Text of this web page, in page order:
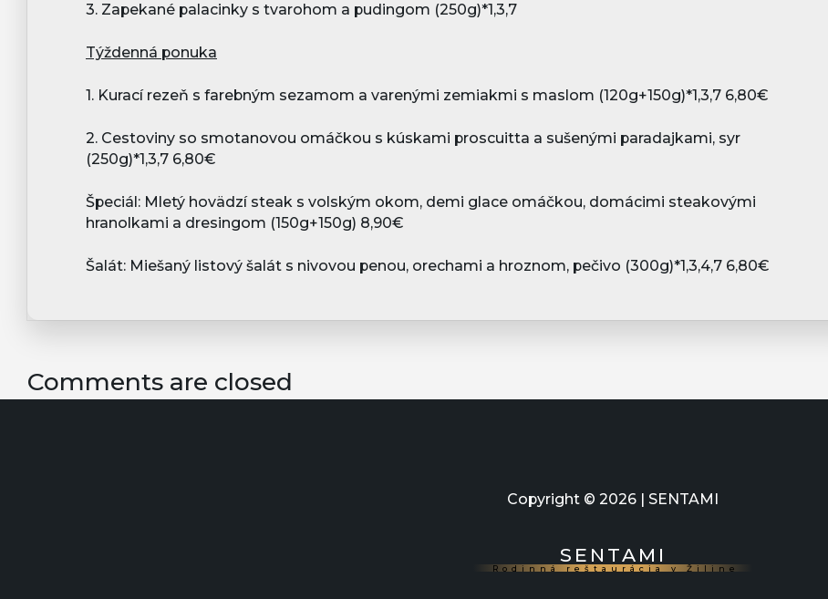
3. Zapekané palacinky s tvarohom a pudingom (250g)*1,3,7
Týždenná ponuka
1. Kurací rezeň s farebným sezamom a varenými zemiakmi s maslom (120g+150g)*1,3,7 6,80€
2. Cestoviny so smotanovou omáčkou s kúskami proscuitta a sušenými paradajkami, syr
(250g)*1,3,7 6,80€
Špeciál: Mletý hovädzí steak s volským okom, demi glace omáčkou, domácimi steakovými
hranolkami a dresingom (150g+150g) 8,90€
Šalát: Miešaný listový šalát s nivovou penou, orechami a hroznom, pečivo (300g)*1,3,4,7 6,80€
Comments are closed
Copyright © 2026 | SENTAMI
SENTAMI
Rodinná reštaurácia v Žiline